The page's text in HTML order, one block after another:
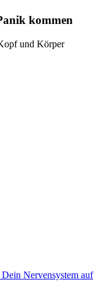
kommen
und Körper